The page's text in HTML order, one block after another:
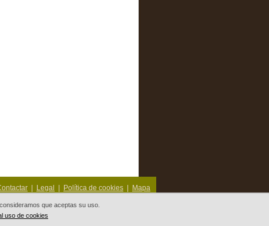
Legal Política de cookies Mapa
que aceptas su uso.
uso de cookies